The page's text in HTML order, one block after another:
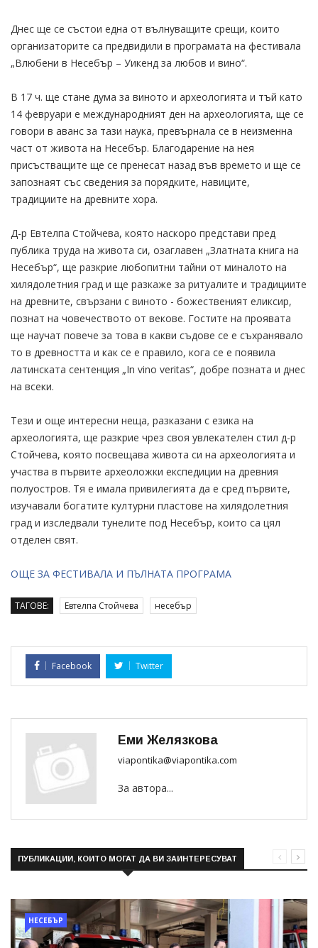
Днес ще се състои една от вълнуващите срещи, които
организаторите са предвидили в програмата на фестивала
„Влюбени в Несебър – Уикенд за любов и вино“.
В 17 ч. ще стане дума за виното и археологията и тъй като
14 февруари е международният ден на археологията, ще се
говори в аванс за тази наука, превърнала се в неизменна
част от живота на Несебър. Благодарение на нея
присъстващите ще се пренесат назад във времето и ще се
запознаят със сведения за порядките, навиците,
традициите на древните хора.
Д-р Евтелпа Стойчева, която наскоро представи пред
публика труда на живота си, озаглавен „Златната книга на
Несебър“, ще разкрие любопитни тайни от миналото на
хилядолетния град и ще разкаже за ритуалите и традициите
на древните, свързани с виното - божественият еликсир,
познат на човечеството от векове. Гостите на проявата
ще научат повече за това в какви съдове се е съхранявало
то в древността и как се е правило, кога се е появила
латинската сентенция „In vino veritas“, добре позната и днес
на всеки.
Тези и още интересни неща, разказани с езика на
археологията, ще разкрие чрез своя увлекателен стил д-р
Стойчева, която посвещава живота си на археологията и
участва в първите археоложки експедиции на древния
полуостров. Тя е имала привилегията да е сред първите,
изучавали богатите културни пластове на хилядолетния
град и изследвали тунелите под Несебър, които са цял
отделен свят.
ОЩЕ ЗА ФЕСТИВАЛА И ПЪЛНАТА ПРОГРАМА
ТАГОВЕ: Евтелпа Стойчева несебър
Facebook Twitter
Еми Желязкова
viapontika@viapontika.com
За автора...
ПУБЛИКАЦИИ, КОИТО МОГАТ ДА ВИ ЗАИНТЕРЕСУВАТ
НЕСЕБЪР